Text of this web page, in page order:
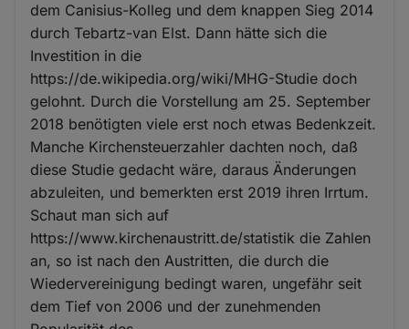
dem Canisius-Kolleg und dem knappen Sieg 2014
durch Tebartz-van Elst. Dann hätte sich die
Investition in die
https://de.wikipedia.org/wiki/MHG-Studie doch
gelohnt. Durch die Vorstellung am 25. September
2018 benötigten viele erst noch etwas Bedenkzeit.
Manche Kirchensteuerzahler dachten noch, daß
diese Studie gedacht wäre, daraus Änderungen
abzuleiten, und bemerkten erst 2019 ihren Irrtum.
Schaut man sich auf
https://www.kirchenaustritt.de/statistik die Zahlen
an, so ist nach den Austritten, die durch die
Wiedervereinigung bedingt waren, ungefähr seit
dem Tief von 2006 und der zunehmenden